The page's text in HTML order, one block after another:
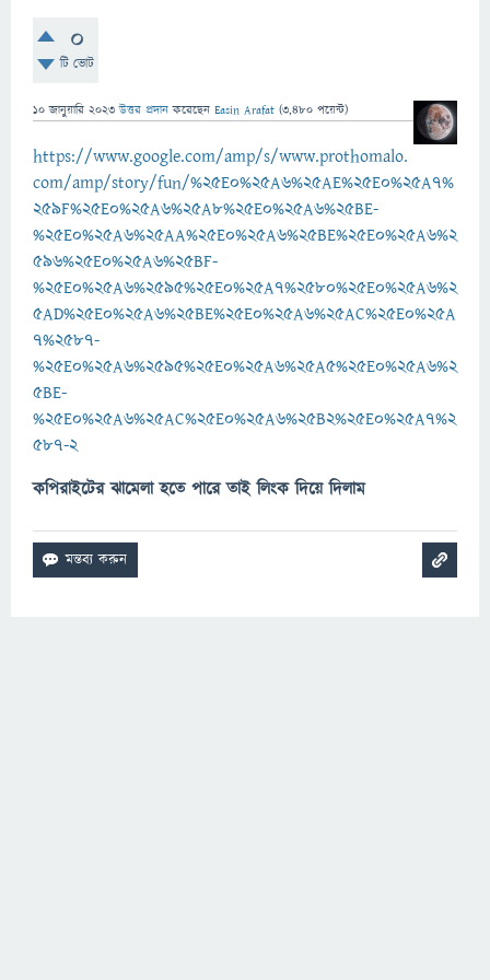
0
টি ভোট
10 জানুয়ারি 2023 উত্তর প্রদান করেছেন Easin Arafat (3,480 পয়েন্ট)
https://www.google.com/amp/s/www.prothomalo.
com/amp/story/fun/%25E0%25A6%25AE%25E0%25A7%
259F%25E0%25A6%25A8%25E0%25A6%25BE-
%25E0%25A6%25AA%25E0%25A6%25BE%25E0%25A6%2
596%25E0%25A6%25BF-
%25E0%25A6%2595%25E0%25A7%2580%25E0%25A6%2
5AD%25E0%25A6%25BE%25E0%25A6%25AC%25E0%25A
7%2587-
%25E0%25A6%2595%25E0%25A6%25A5%25E0%25A6%2
5BE-
%25E0%25A6%25AC%25E0%25A6%25B2%25E0%25A7%2
587-2
কপিরাইটের ঝামেলা হতে পারে তাই লিংক দিয়ে দিলাম